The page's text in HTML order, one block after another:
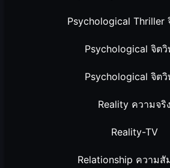
Psychological Thriller
Psychological จิตวิ
Psychological จิตวิ
Reality ความจริง
Reality-TV
Relationship ความ